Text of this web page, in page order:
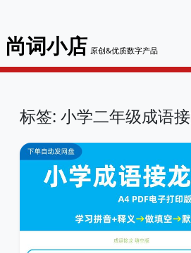
尚词小店 原创&优质数字产品
标签: 小学二年级成语